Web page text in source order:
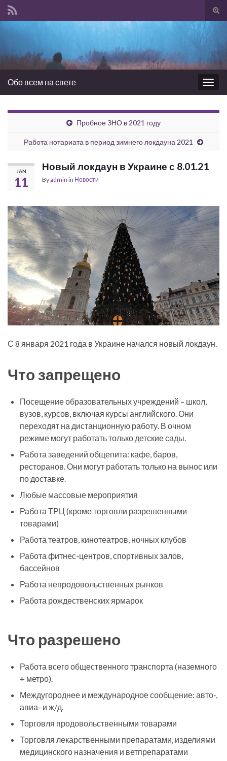
Обо всем на свете
Пробное ЗНО в 2021 году
Работа нотариата в период зимнего локдауна 2021
JAN
11
Новый локдаун в Украине с 8.01.21
Byadmin in Новости
С 8 января 2021 года в Украине начался новый локдаун.
Что запрещено
Посещение образовательных учреждений – школ,
вузов, курсов, включая курсы английского. Они
переходят на дистанционную работу. В очном
режиме могут работать только детские сады.
Работа заведений общепита: кафе, баров,
ресторанов. Они могут работать только на вынос или
по доставке.
Любые массовые мероприятия
Работа ТРЦ (кроме торговли разрешенными
товарами)
Работа театров, кинотеатров, ночных клубов
Работа фитнес-центров, спортивных залов,
бассейнов
Работа непродовольственных рынков
Работа рождественских ярмарок
Что разрешено
Работа всего общественного транспорта (наземного
+ метро).
Междугороднее и международное сообщение: авто-,
авиа- и ж/д.
Торговля продовольственными товарами
Торговля лекарственными препаратами, изделиями
медицинского назначения и ветпрепаратами